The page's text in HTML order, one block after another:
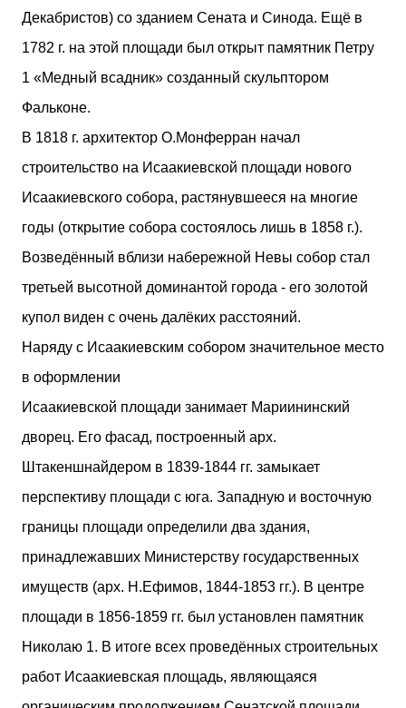
Декабристов) со зданием Сената и Синода. Ещё в
1782 г. на этой площади был открыт памятник Петру
1 «Медный всадник» созданный скульптором
Фальконе.
В 1818 г. архитектор О.Монферран начал
строительство на Исаакиевской площади нового
Исаакиевского собора, растянувшееся на многие
годы (открытие собора состоялось лишь в 1858 г.).
Возведённый вблизи набережной Невы собор стал
третьей высотной доминантой города - его золотой
купол виден с очень далёких расстояний.
Наряду с Исаакиевским собором значительное место
в оформлении
Исаакиевской площади занимает Мариининский
дворец. Его фасад, построенный арх.
Штакеншнайдером в 1839-1844 гг. замыкает
перспективу площади с юга. Западную и восточную
границы площади определили два здания,
принадлежавших Министерству государственных
имуществ (арх. Н.Ефимов, 1844-1853 гг.). В центре
площади в 1856-1859 гг. был установлен памятник
Николаю 1. В итоге всех проведённых строительных
работ Исаакиевская площадь, являющаяся